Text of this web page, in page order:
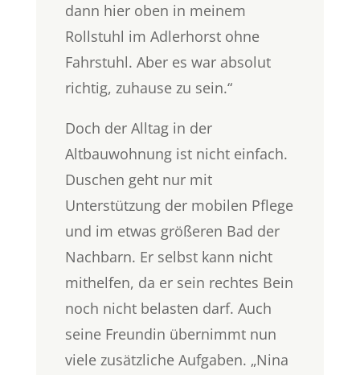
dann hier oben in meinem
Rollstuhl im Adlerhorst ohne
Fahrstuhl. Aber es war absolut
richtig, zuhause zu sein.“
Doch der Alltag in der
Altbauwohnung ist nicht einfach.
Duschen geht nur mit
Unterstützung der mobilen Pflege
und im etwas größeren Bad der
Nachbarn. Er selbst kann nicht
mithelfen, da er sein rechtes Bein
noch nicht belasten darf. Auch
seine Freundin übernimmt nun
viele zusätzliche Aufgaben. „Nina